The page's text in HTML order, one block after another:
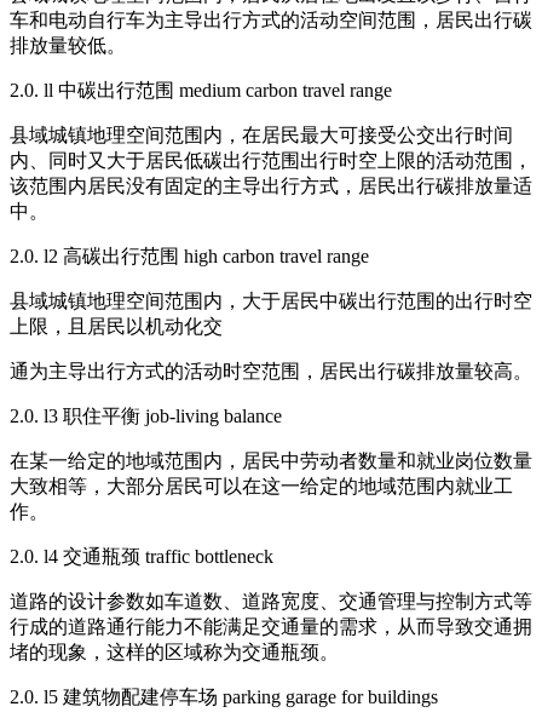
车和电动自行车为主导出行方式的活动空间范围，居民出行碳
排放量较低。
2.0. ll 中碳出行范围 medium carbon travel range
县域城镇地理空间范围内，在居民最大可接受公交出行时间
内、同时又大于居民低碳出行范围出行时空上限的活动范围，
该范围内居民没有固定的主导出行方式，居民出行碳排放量适
中。
2.0. l2 高碳出行范围 high carbon travel range
县域城镇地理空间范围内，大于居民中碳出行范围的出行时空
上限，且居民以机动化交
通为主导出行方式的活动时空范围，居民出行碳排放量较高。
2.0. l3 职住平衡 job-living balance
在某一给定的地域范围内，居民中劳动者数量和就业岗位数量
大致相等，大部分居民可以在这一给定的地域范围内就业工
作。
2.0. l4 交通瓶颈 traffic bottleneck
道路的设计参数如车道数、道路宽度、交通管理与控制方式等
行成的道路通行能力不能满足交通量的需求，从而导致交通拥
堵的现象，这样的区域称为交通瓶颈。
2.0. l5 建筑物配建停车场 parking garage for buildings